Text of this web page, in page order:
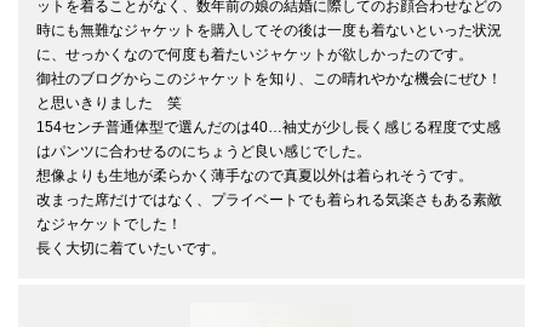
ットを着ることがなく、数年前の娘の結婚に際してのお顔合わせなどの
時にも無難なジャケットを購入してその後は一度も着ないといった状況
に、せっかくなので何度も着たいジャケットが欲しかったのです。
御社のブログからこのジャケットを知り、この晴れやかな機会にぜひ！
と思いきりました　笑
154センチ普通体型で選んだのは40…袖丈が少し長く感じる程度で丈感
はパンツに合わせるのにちょうど良い感じでした。
想像よりも生地が柔らかく薄手なので真夏以外は着られそうです。
改まった席だけではなく、プライベートでも着られる気楽さもある素敵
なジャケットでした！
長く大切に着ていたいです。